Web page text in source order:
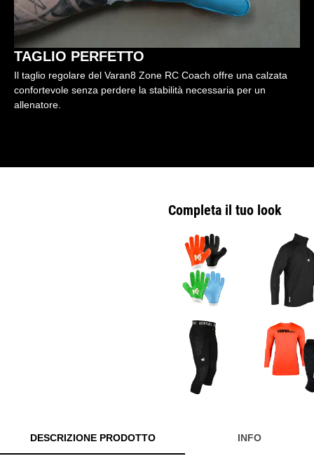
TAGLIO PERFETTO
Il taglio regolare del Varan8 Zone RC Coach offre una calzata
confortevole senza perdere la stabilità necessaria per un
allenatore.
Completa il tuo look
DESCRIZIONE PRODOTTO INFO